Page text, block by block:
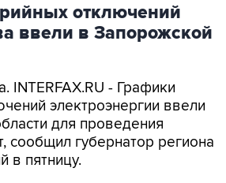
отключений
ввели в Запорожской
INTERFAX.RU - Графики
электроэнергии ввели
для проведения
сообщил губернатор региона
в пятницу.